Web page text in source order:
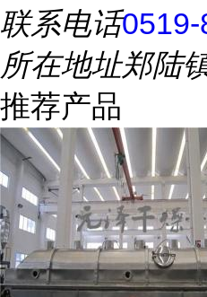
联系电话
所在地址郑陆
推荐产品